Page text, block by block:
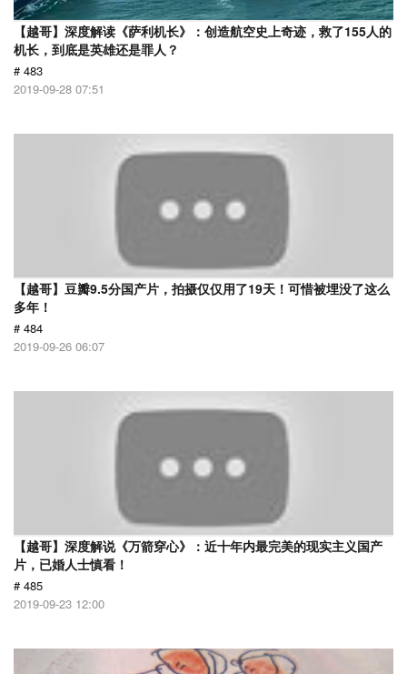
【越哥】深度解读《萨利机长》：创造航空史上奇迹，救了155人的
机长，到底是英雄还是罪人？
# 483
2019-09-28 07:51
【越哥】豆瓣9.5分国产片，拍摄仅仅用了19天！可惜被埋没了这么
多年！
# 484
2019-09-26 06:07
【越哥】深度解说《万箭穿心》：近十年内最完美的现实主义国产
片，已婚人士慎看！
# 485
2019-09-23 12:00